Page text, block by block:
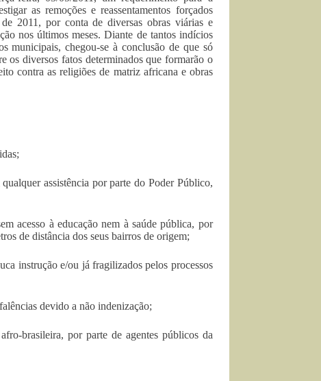
as remoções e reassentamentos forçados
2011, por conta de diversas obras viárias e
nos últimos meses. Diante de tantos indícios
municipais, chegou-se à conclusão de que só
os diversos fatos determinados que formarão o
contra as religiões de matriz africana e obras
assistência por parte do Poder Público,
acesso à educação nem à saúde pública, por
de distância dos seus bairros de origem;
instrução e/ou já fragilizados pelos processos
devido a não indenização;
brasileira, por parte de agentes públicos da